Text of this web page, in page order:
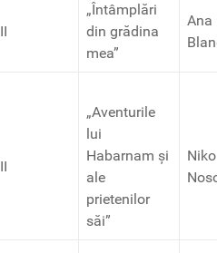
II
„Întâmplări
din grădina
mea”
Ana
II
„Aventurile
lui
Habarnam și
ale
prietenilor
săi”